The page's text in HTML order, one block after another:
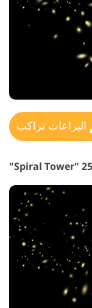
اليراعات تراكب